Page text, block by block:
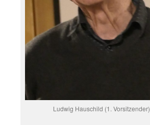
Ludwig Hauschild (1. Vorsitzender)